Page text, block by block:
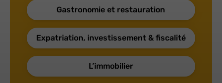
Gastronomie et restauration
Expatriation, investissement & fiscalité
L’immobilier